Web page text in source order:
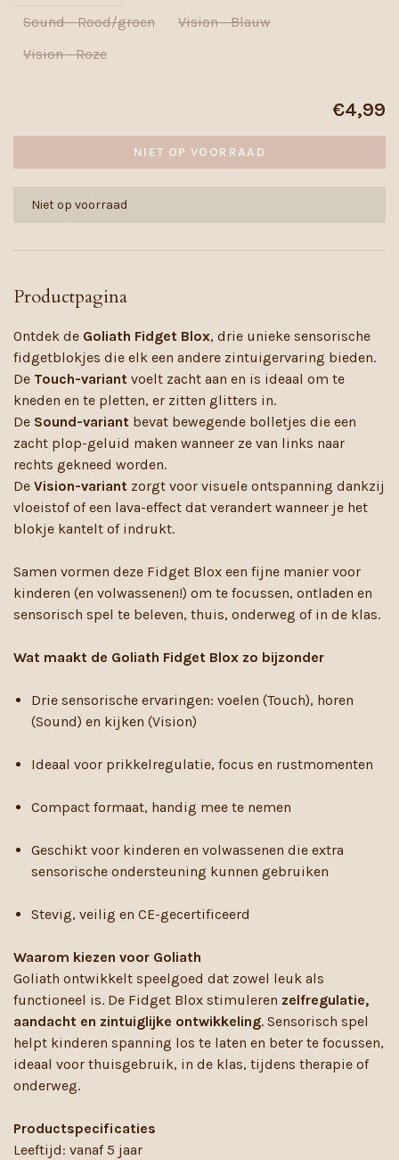
Sound - Rood/groen
Vision - Blauw
Vision - Roze
€4,99
NIET OP VOORRAAD
Niet op voorraad
Productpagina
Ontdek de Goliath Fidget Blox, drie unieke sensorische
fidgetblokjes die elk een andere zintuigervaring bieden.
De Touch-variant voelt zacht aan en is ideaal om te
kneden en te pletten, er zitten glitters in.
De Sound-variant bevat bewegende bolletjes die een
zacht plop-geluid maken wanneer ze van links naar
rechts gekneed worden.
De Vision-variant zorgt voor visuele ontspanning dankzij
vloeistof of een lava-effect dat verandert wanneer je het
blokje kantelt of indrukt.
Samen vormen deze Fidget Blox een fijne manier voor
kinderen (en volwassenen!) om te focussen, ontladen en
sensorisch spel te beleven, thuis, onderweg of in de klas.
Wat maakt de Goliath Fidget Blox zo bijzonder
Drie sensorische ervaringen: voelen (Touch), horen
(Sound) en kijken (Vision)
Ideaal voor prikkelregulatie, focus en rustmomenten
Compact formaat, handig mee te nemen
Geschikt voor kinderen en volwassenen die extra
sensorische ondersteuning kunnen gebruiken
Stevig, veilig en CE-gecertificeerd
Waarom kiezen voor Goliath
Goliath ontwikkelt speelgoed dat zowel leuk als
functioneel is. De Fidget Blox stimuleren zelfregulatie,
aandacht en zintuiglijke ontwikkeling. Sensorisch spel
helpt kinderen spanning los te laten en beter te focussen,
ideaal voor thuisgebruik, in de klas, tijdens therapie of
onderweg.
Productspecificaties
Leeftijd: vanaf 5 jaar